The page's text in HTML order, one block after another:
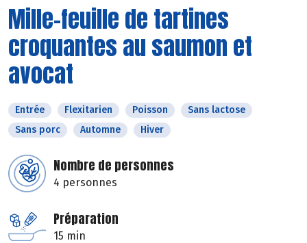
Mille-feuille de tartines
croquantes au saumon et
avocat
Entrée Flexitarien Poisson
Sans lactose
Sans porc
Automne Hiver
Nombre de personnes
4 personnes
Préparation
15 min